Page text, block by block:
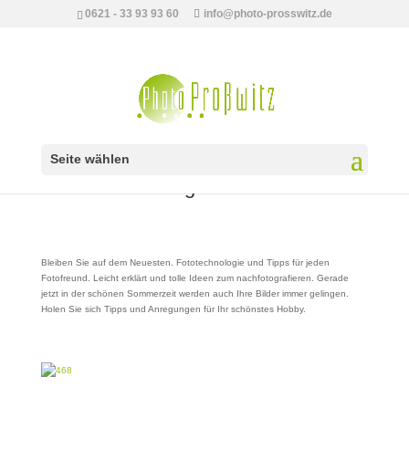
0621 - 33 93 93 60 info@photo-prosswitz.de
Seite wählen
Bleiben Sie auf dem Neuesten. Fototechnologie und Tipps für jeden
Fotofreund. Leicht erklärt und tolle Ideen zum nachfotografieren. Gerade
jetzt in der schönen Sommerzeit werden auch Ihre Bilder immer gelingen.
Holen Sie sich Tipps und Anregungen für Ihr schönstes Hobby.